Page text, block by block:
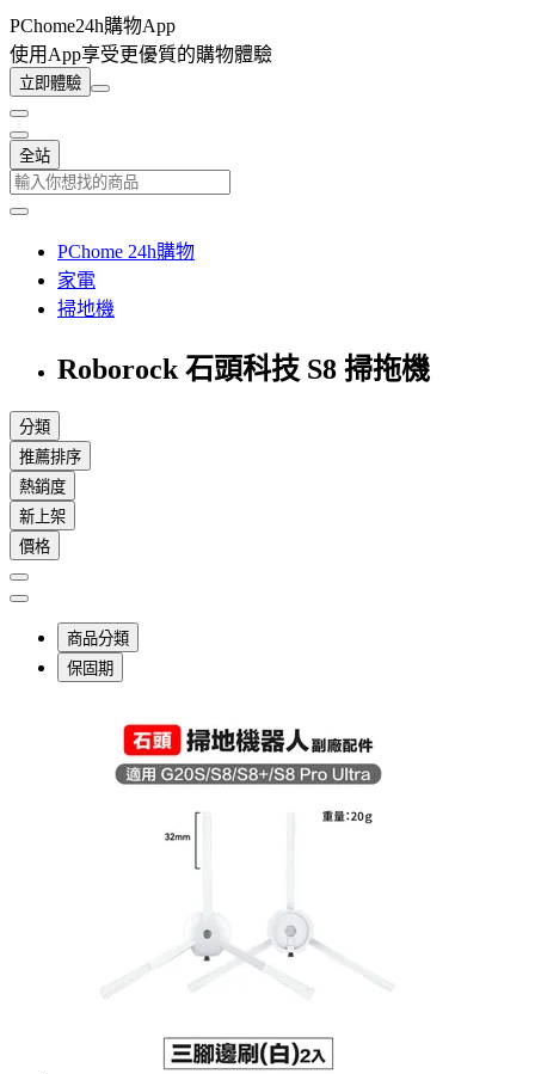
PChome24h購物App
使用App享受更優質的購物體驗
立即體驗
全站
PChome 24h購物
家電
掃地機
Roborock 石頭科技 S8 掃拖機
分類
推薦排序
熱銷度
新上架
價格
商品分類
保固期